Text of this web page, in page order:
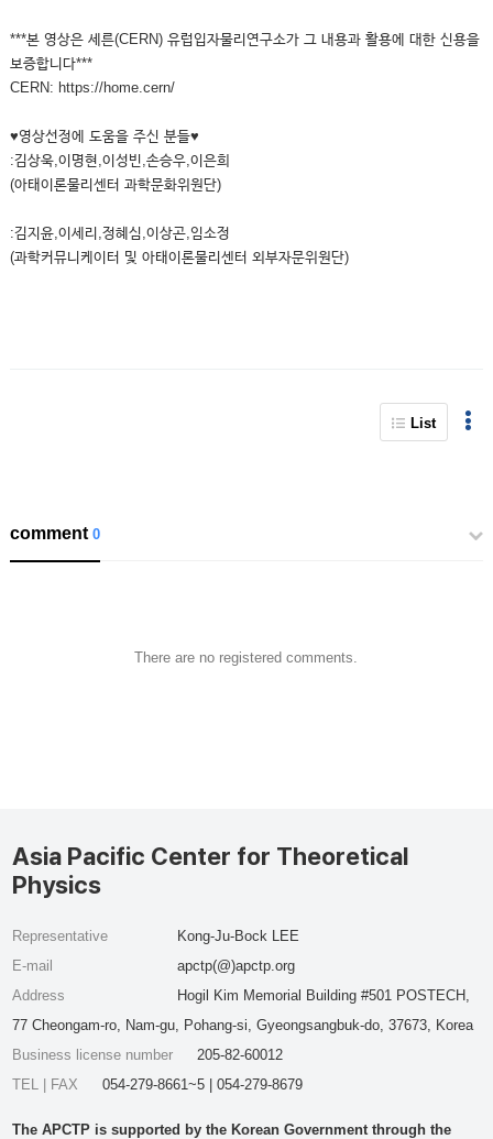
***본 영상은 세른(CERN) 유럽입자물리연구소가 그 내용과 활용에 대한 신용을
보증합니다***
CERN: https://home.cern/
♥영상선정에 도움을 주신 분들♥
:김상욱,이명현,이성빈,손승우,이은희
(아태이론물리센터 과학문화위원단)
:김지윤,이세리,정혜심,이상곤,임소정
(과학커뮤니케이터 및 아태이론물리센터 외부자문위원단)
List
comment0
There are no registered comments.
Asia Pacific Center for Theoretical
Physics
Representative
Kong-Ju-Bock LEE
E-mail
apctp(@)apctp.org
Address
Hogil Kim Memorial Building #501 POSTECH,
77 Cheongam-ro, Nam-gu, Pohang-si, Gyeongsangbuk-do, 37673, Korea
Business license number
205-82-60012
TEL | FAX
054-279-8661~5 | 054-279-8679
The APCTP is supported by the Korean Government through the